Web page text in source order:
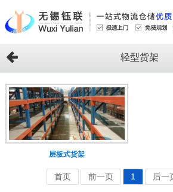
轻型货架
层板式货架
首页 前一页 1 后一